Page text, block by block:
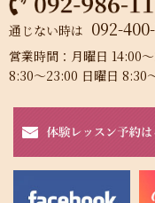
通じない時は 092-
営業時間：月曜日 14:00
8:30～23:00 日曜日 8:30